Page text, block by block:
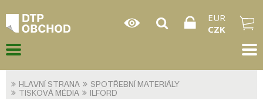
EUR
CZK
HLAVNÍ STRANA
SPOTŘEBNÍ MATERIÁLY
TISKOVÁ MÉDIA
ILFORD